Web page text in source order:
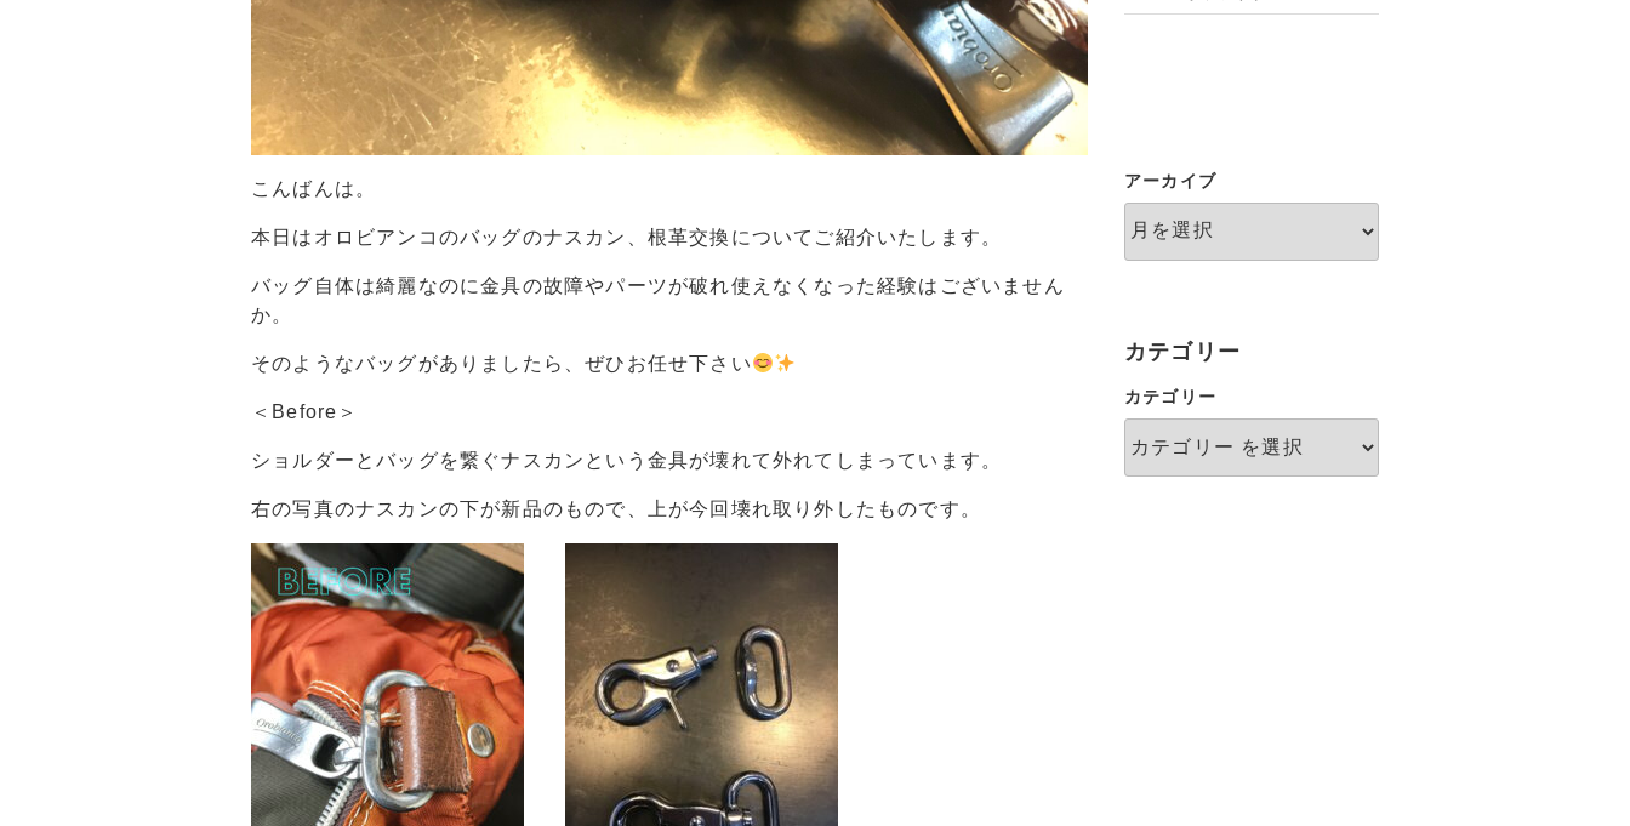
こんばんは。
本日はオロビアンコのバッグのナスカン、根革交換についてご紹介いたします。
バッグ自体は綺麗なのに金具の故障やパーツが破れ使えなくなった経験はございません
か。
そのようなバッグがありましたら、ぜひお任せ下さい
＜Before＞
ショルダーとバッグを繋ぐナスカンという金具が壊れて外れてしまっています。
右の写真のナスカンの下が新品のもので、上が今回壊れ取り外したものです。
アーカイブ
カテゴリー
カテゴリー